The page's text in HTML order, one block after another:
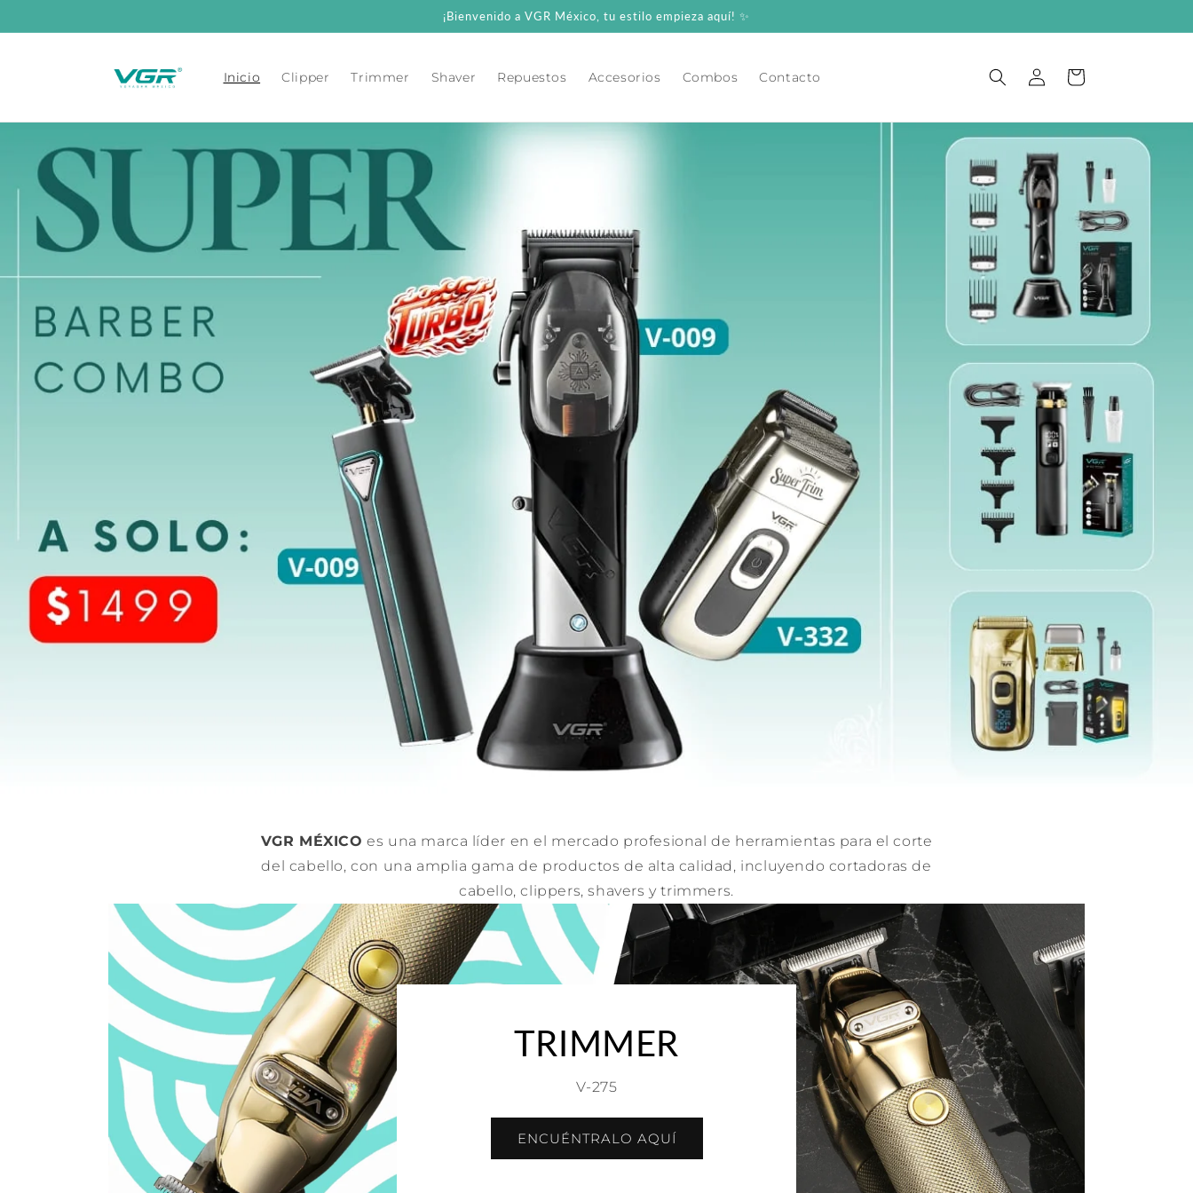
al contenido
¡Bienvenido a VGR México, tu estilo empieza aquí! ✨
Inicio Clipper Trimmer Shaver Repuestos Accesorios Combos Contacto
Iniciar
sesión
Carrito
VGR MÉXICO es una marca líder en el mercado profesional de herramientas para el corte
del cabello, con una amplia gama de productos de alta calidad, incluyendo cortadoras de
cabello, clippers, shavers y trimmers.
TRIMMER
V-275
ENCUÉNTRALO AQUÍ